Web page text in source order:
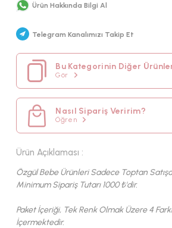
Ürün Hakkında Bilgi Al
Telegram Kanalımızı Takip Et
Bu Kategorinin Diğer
Gör
Nasıl Sipariş Veririm?
Öğren
Ürün Açıklaması :
Özgül Bebe Ürünleri Sadece Toptan
Minimum Sipariş Tutarı 1000 ₺'dir.
Paket İçeriği, Tek Renk Olmak Üzere 4
İçermektedir.